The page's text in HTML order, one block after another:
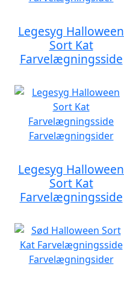
Legesyg Halloween
Sort Kat
Farvelægningsside
Legesyg Halloween
Sort Kat
Farvelægningsside